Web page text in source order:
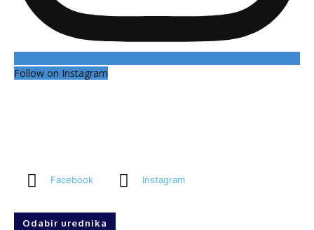
Follow on Instagram
Facebook Instagram
Odabir urednika